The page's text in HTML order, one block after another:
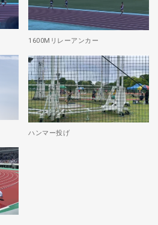
1600Mリレーアンカー
ハンマー投げ